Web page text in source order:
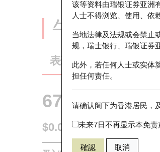
该等资料由瑞银证券亚洲
人士不得浏览、使用、依
当地法律及法规或会禁止
规，瑞士银行、瑞银证券
此外，若任何人士或实体
担任何责任。
请确认阁下为香港居民，
未来7日不再显示本免责
確認 取消
牛熊证分
表现 街货统计
67438 瑞银牛
$0.055 0.017 (+44.74%)